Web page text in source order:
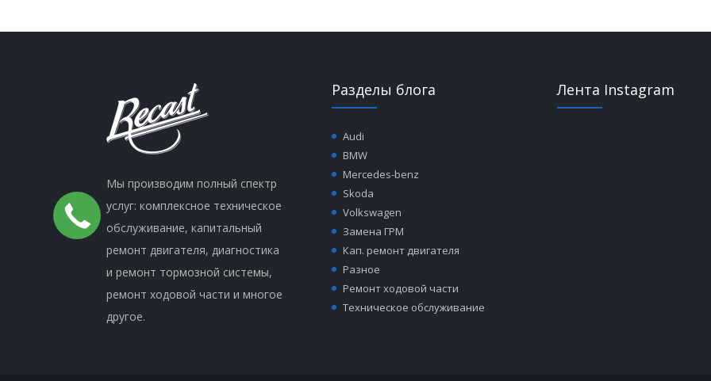
Мы производим полный спектр
услуг: комплексное техническое
обслуживание, капитальный
ремонт двигателя, диагностика
и ремонт тормозной системы,
ремонт ходовой части и многое
другое.
Разделы блога
Audi
BMW
Mercedes-benz
Skoda
Volkswagen
Замена ГРМ
Кап. ремонт двигателя
Разное
Ремонт ходовой части
Техническое обслуживание
Лента Instagram